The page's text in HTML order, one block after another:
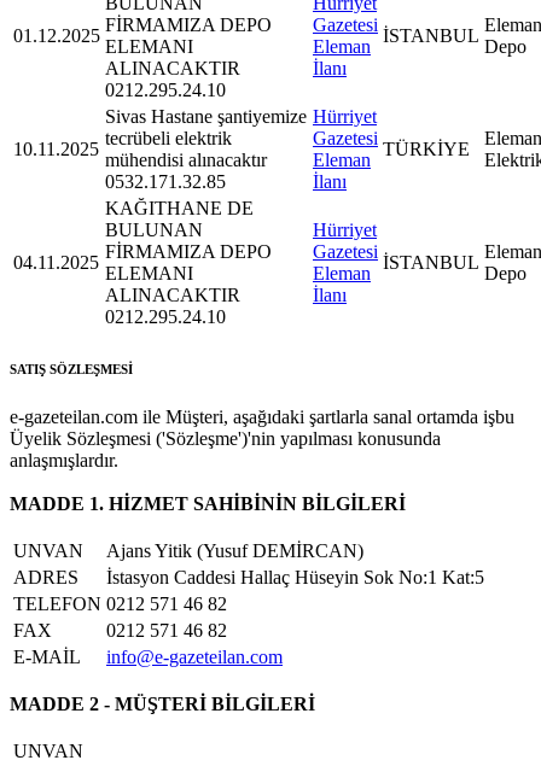
01.12.2025
FİRMAMIZA DEPO
ELEMANI
ALINACAKTIR
0212.295.24.10
Gazetesi
Eleman
İlanı
İSTANBUL
Depo
10.11.2025
Sivas Hastane şantiyemize
tecrübeli elektrik
mühendisi alınacaktır
0532.171.32.85
Hürriyet
Gazetesi
Eleman
İlanı
TÜRKİYE
04.11.2025
KAĞITHANE DE
BULUNAN
FİRMAMIZA DEPO
ELEMANI
ALINACAKTIR
0212.295.24.10
Hürriyet
Gazetesi
Eleman
İlanı
İSTANBUL
Depo
SATIŞ SÖZLEŞMESİ
e-gazeteilan.com ile Müşteri, aşağıdaki şartlarla sanal ortamda işbu
Üyelik Sözleşmesi ('Sözleşme')'nin yapılması konusunda
anlaşmışlardır.
MADDE 1. HİZMET SAHİBİNİN BİLGİLERİ
UNVAN
Ajans Yitik (Yusuf DEMİRCAN)
ADRES
İstasyon Caddesi Hallaç Hüseyin Sok No:1 Kat:5
TELEFON 0212 571 46 82
FAX
0212 571 46 82
E-MAİL
info@e-gazeteilan.com
MADDE 2 - MÜŞTERİ BİLGİLERİ
UNVAN